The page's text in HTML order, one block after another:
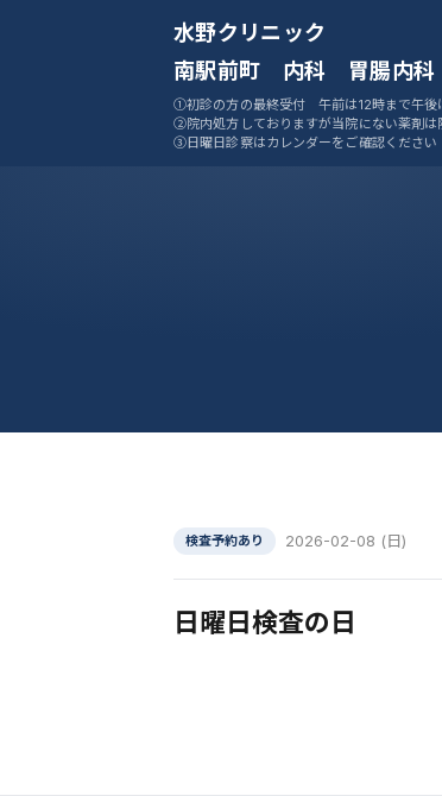
水野クリニック
南駅前町 内科 胃腸内科
①初診の方の最終受付 午前は12時まで午後
②院内処方しておりますが当院にない薬剤は
③日曜日診察はカレンダーをご確認くださ
検査予約あり 2026-02-08 (日)
日曜日検査の日